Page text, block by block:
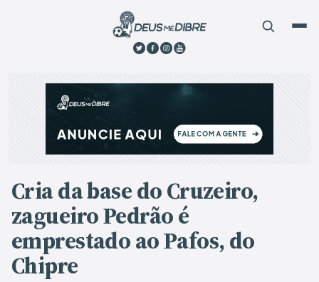
Cria da base do Cruzeiro,
zagueiro Pedrão é
emprestado ao Pafos, do
Chipre